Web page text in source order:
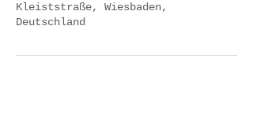
Kleiststraße, Wiesbaden,
Deutschland